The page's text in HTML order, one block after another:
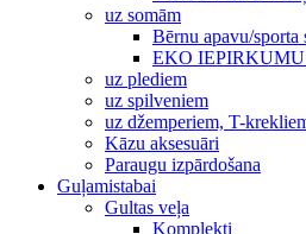
uz somām
Bērnu apavu/sporta
EKO
uz plediem
uz spilveniem
uz džemperiem, T-
Kāzu aksesuāri
Paraugu izpārdošana
Guļamistabai
Gultas veļa
Komplekti